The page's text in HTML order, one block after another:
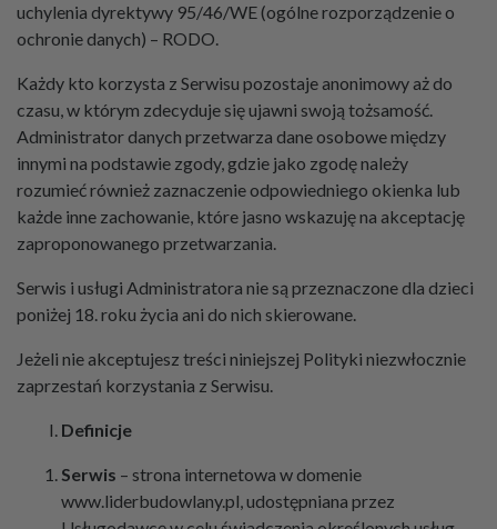
uchylenia dyrektywy 95/46/WE (ogólne rozporządzenie o
ochronie danych) – RODO.
Każdy kto korzysta z Serwisu pozostaje anonimowy aż do
czasu, w którym zdecyduje się ujawni swoją tożsamość.
Administrator danych przetwarza dane osobowe między
innymi na podstawie zgody, gdzie jako zgodę należy
rozumieć również zaznaczenie odpowiedniego okienka lub
każde inne zachowanie, które jasno wskazuję na akceptację
zaproponowanego przetwarzania.
Serwis i usługi Administratora nie są przeznaczone dla dzieci
poniżej 18. roku życia ani do nich skierowane.
Jeżeli nie akceptujesz treści niniejszej Polityki niezwłocznie
zaprzestań korzystania z Serwisu.
Definicje
Serwis – strona internetowa w domenie
www.liderbudowlany.pl, udostępniana przez